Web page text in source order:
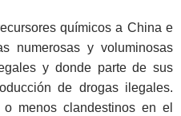
químicos a China e
numerosas y voluminosas
y donde parte de sus
de drogas ilegales.
menos clandestinos en el